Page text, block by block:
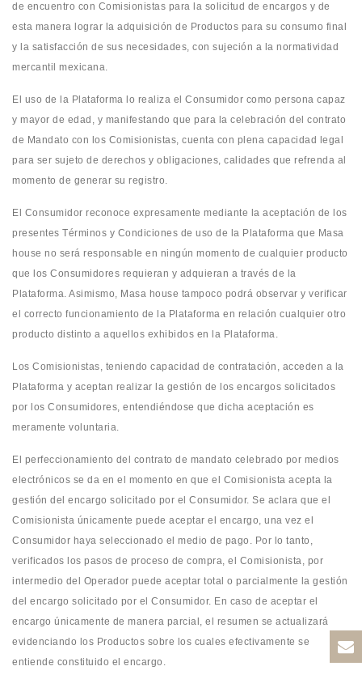
de encuentro con Comisionistas para la solicitud de encargos y de
esta manera lograr la adquisición de Productos para su consumo final
y la satisfacción de sus necesidades, con sujeción a la normatividad
mercantil mexicana.
El uso de la Plataforma lo realiza el Consumidor como persona capaz
y mayor de edad, y manifestando que para la celebración del contrato
de Mandato con los Comisionistas, cuenta con plena capacidad legal
para ser sujeto de derechos y obligaciones, calidades que refrenda al
momento de generar su registro.
El Consumidor reconoce expresamente mediante la aceptación de los
presentes Términos y Condiciones de uso de la Plataforma que Masa
house no será responsable en ningún momento de cualquier producto
que los Consumidores requieran y adquieran a través de la
Plataforma. Asimismo, Masa house tampoco podrá observar y verificar
el correcto funcionamiento de la Plataforma en relación cualquier otro
producto distinto a aquellos exhibidos en la Plataforma.
Los Comisionistas, teniendo capacidad de contratación, acceden a la
Plataforma y aceptan realizar la gestión de los encargos solicitados
por los Consumidores, entendiéndose que dicha aceptación es
meramente voluntaria.
El perfeccionamiento del contrato de mandato celebrado por medios
electrónicos se da en el momento en que el Comisionista acepta la
gestión del encargo solicitado por el Consumidor. Se aclara que el
Comisionista únicamente puede aceptar el encargo, una vez el
Consumidor haya seleccionado el medio de pago. Por lo tanto,
verificados los pasos de proceso de compra, el Comisionista, por
intermedio del Operador puede aceptar total o parcialmente la gestión
del encargo solicitado por el Consumidor. En caso de aceptar el
encargo únicamente de manera parcial, el resumen se actualizará
evidenciando los Productos sobre los cuales efectivamente se
entiende constituido el encargo.